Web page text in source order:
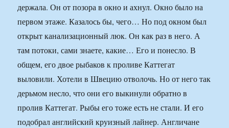
держала. Он от позора в окно и ахнул. Окно было на
первом этаже. Казалось бы, чего… Но под окном был
открыт канализационный люк. Он как раз в него. А
там потоки, сами знаете, какие… Его и понесло. В
общем, его двое рыбаков к проливе Каттегат
выловили. Хотели в Швецию отволочь. Но от него так
дерьмом несло, что они его выкинули обратно в
пролив Каттегат. Рыбы его тоже есть не стали. И его
подобрал английский круизный лайнер. Англичане